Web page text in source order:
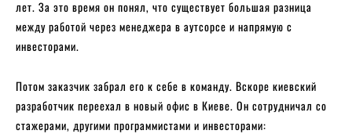
лет. За это время он понял, что существует большая разница
между работой через менеджера в аутсорсе и напрямую с
инвесторами.
Потом заказчик забрал его к себе в команду. Вскоре киевский
разработчик переехал в новый офис в Киеве. Он сотрудничал со
стажерами, другими программистами и инвесторами: